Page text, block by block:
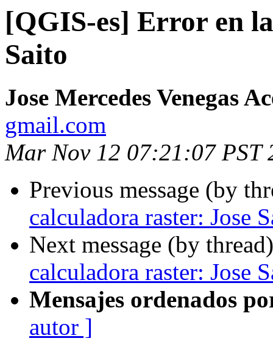
[QGIS-es] Error en
Saito
Jose Mercedes Venegas
gmail.com
Mar Nov 12 07:21:07 PST
Previous message (by
calculadora raster: Jose
Next message (by
calculadora raster: Jose
Mensajes ordenados
autor ]